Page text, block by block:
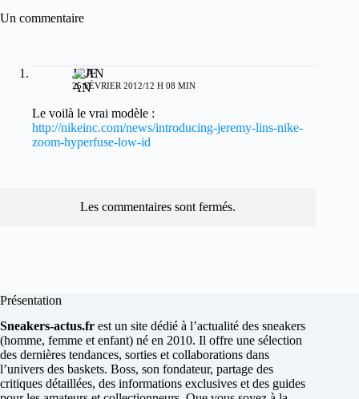
Un commentaire
JEAN
25 FÉVRIER 2012/12 H 08 MIN
Le voilà le vrai modèle :
http://nikeinc.com/news/introducing-jeremy-lins-nike-
zoom-hyperfuse-low-id
Les commentaires sont fermés.
Présentation
Sneakers-actus.fr est un site dédié à l’actualité des sneakers
(homme, femme et enfant) né en 2010. Il offre une sélection
des dernières tendances, sorties et collaborations dans
l’univers des baskets. Boss, son fondateur, partage des
critiques détaillées, des informations exclusives et des guides